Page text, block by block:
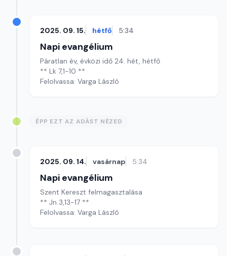
2025. 09. 15. hétfő 5:34
Napi evangélium
Páratlan év, évközi idő 24. hét, hétfő
** Lk 7,1-10 **
Felolvassa: Varga László
ÉPP EZT AZ ADÁST NÉZED
2025. 09. 14. vasárnap 5:34
Napi evangélium
Szent Kereszt felmagasztalása
** Jn 3,13-17 **
Felolvassa: Varga László